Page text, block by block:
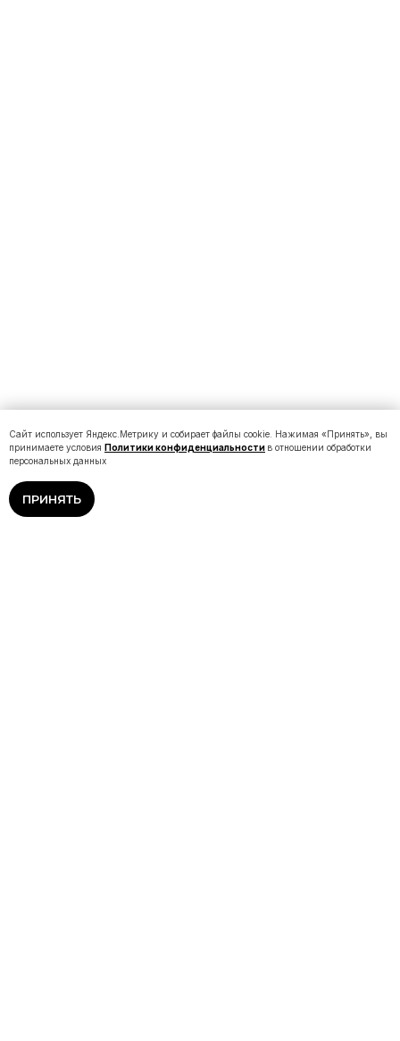
Сайт использует Яндекс.Метрику и собирает файлы cookie. Нажимая «Принять», вы
принимаете условия Политики конфиденциальности в отношении обработки
персональных данных
ПРИНЯТЬ